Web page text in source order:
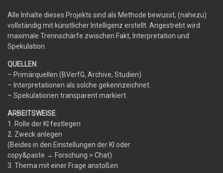
Alle Inhalte dieses Projekts sind als Methode bewusst, (nahezu)
vollständig mit künstlicher Intelligenz erstellt. Angestrebt wird
maximale Trennschärfe zwischen Fakt, Interpretation und
Spekulation.
QUELLEN:
– Primärquellen (BVerfG, Archive, Studien).
– Interpretationen als solche gekennzeichnet.
– Spekulationen transparent markiert.
ARBEITSWEISE:
1. Rolle der KI festlegen
2. Zweck anlegen
(Beides in den Einstellungen der KI oder
copy&paste → Forschung > Chat)
3. Thema mit einer Frage anstoßen